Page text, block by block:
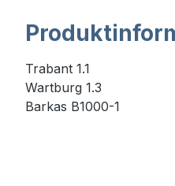
Trabant 1.1
Wartburg 1.3
Barkas B1000-1